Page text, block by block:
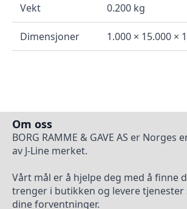
Vekt 0.200 kg
Dimensjoner 1.000 × 15.000 ×
Om oss
BORG RAMME & GAVE AS er Norges
av J-Line merket.
Vårt mål er å hjelpe deg med å finne
trenger i butikken og levere
dine forventninger.